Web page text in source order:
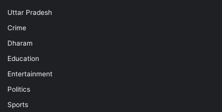
Uttar Pradesh
Crime
Dharam
Education
Entertainment
Politics
Sports